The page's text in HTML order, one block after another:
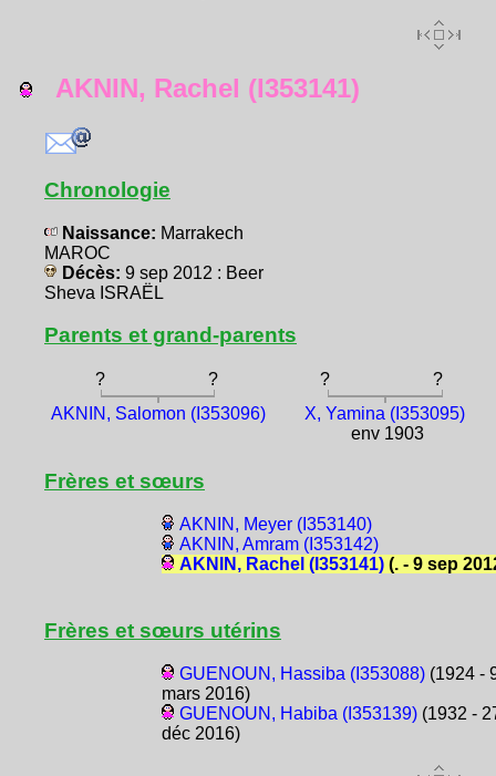
AKNIN, Rachel (I353141)
Chronologie
Naissance: Marrakech
MAROC
Décès: 9 sep 2012 : Beer
Sheva ISRAËL
Parents et grand-parents
? ? ?
?
AKNIN, Salomon (I353096)
X, Yamina (I353095)
env 1903
Frères et sœurs
AKNIN, Meyer (I353140)
AKNIN, Amram (I353142)
AKNIN, Rachel (I353141)(. - 9 sep
Frères et sœurs utérins
GUENOUN, Hassiba (I353088)(1924 -
mars 2016)
GUENOUN, Habiba (I353139)(1932 -
déc 2016)